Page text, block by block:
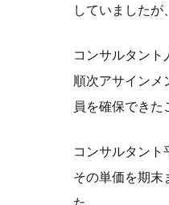
していましたが
コンサルタン
順次アサインメ
員を確保できた
コンサルタント
その単価を期末